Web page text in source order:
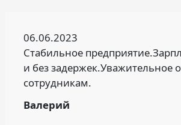
06.06.2023
Стабильное
и без задержек.Уважительное
сотрудникам.
Валерий